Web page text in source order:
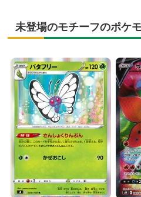
未登場のモチーフのポケ